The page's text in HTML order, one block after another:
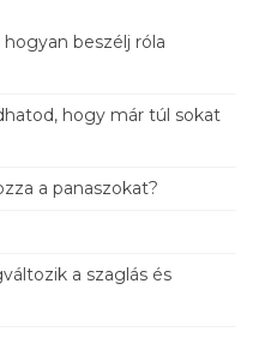
beszélj róla
hogy már túl sokat
a panaszokat?
a szaglás és